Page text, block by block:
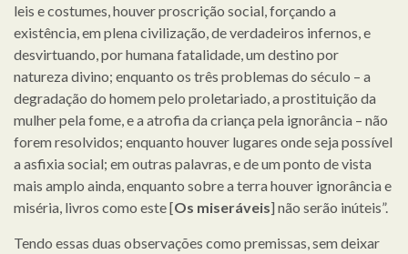
leis e costumes, houver proscrição social, forçando a
existência, em plena civilização, de verdadeiros infernos, e
desvirtuando, por humana fatalidade, um destino por
natureza divino; enquanto os três problemas do século – a
degradação do homem pelo proletariado, a prostituição da
mulher pela fome, e a atrofia da criança pela ignorância – não
forem resolvidos; enquanto houver lugares onde seja possível
a asfixia social; em outras palavras, e de um ponto de vista
mais amplo ainda, enquanto sobre a terra houver ignorância e
miséria, livros como este [Os miseráveis] não serão inúteis”.
Tendo essas duas observações como premissas, sem deixar